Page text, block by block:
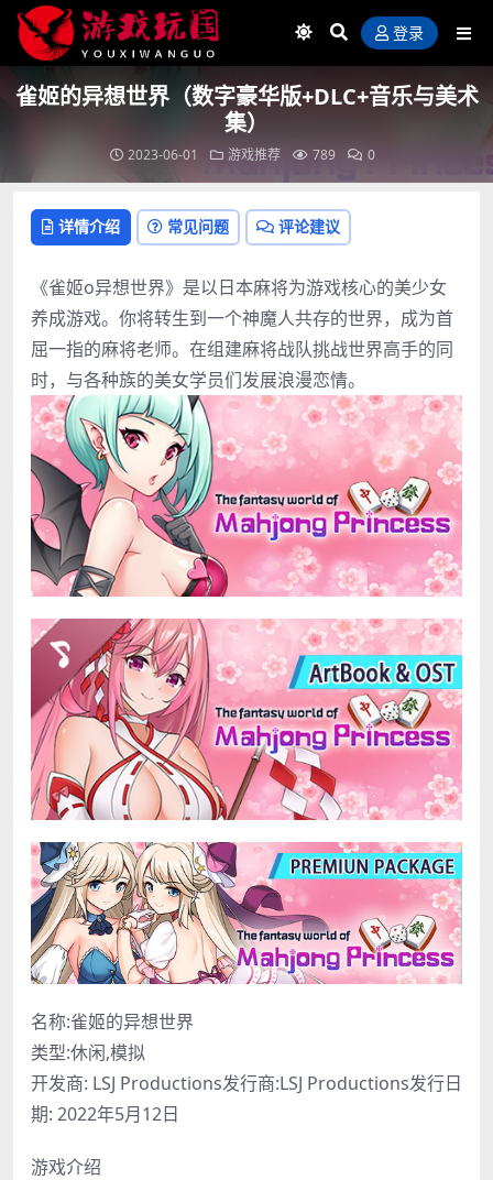
登录
雀姬的异想世界（数字豪华版+DLC+音乐与美术
集）
2023-06-01 游戏推荐 789 0
详情介绍 常见问题 评论建议
《雀姬o异想世界》是以日本麻将为游戏核心的美少女
养成游戏。你将转生到一个神魔人共存的世界，成为首
屈一指的麻将老师。在组建麻将战队挑战世界高手的同
时，与各种族的美女学员们发展浪漫恋情。
名称:雀姬的异想世界
类型:休闲,模拟
开发商: LSJ Productions发行商:LSJ Productions发行日
期: 2022年5月12日
游戏介绍